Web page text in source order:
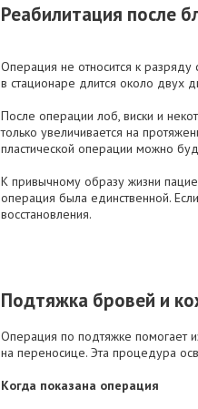
Реабилитация после
Операция не относится к
в стационаре длится около двух
После операции лоб, виски и
только увеличивается на
пластической операции можно
К привычному образу жизни
операция была единственной.
восстановления.
Подтяжка бровей и
Операция по подтяжке помогает
на переносице. Эта процедура
Когда показана операция